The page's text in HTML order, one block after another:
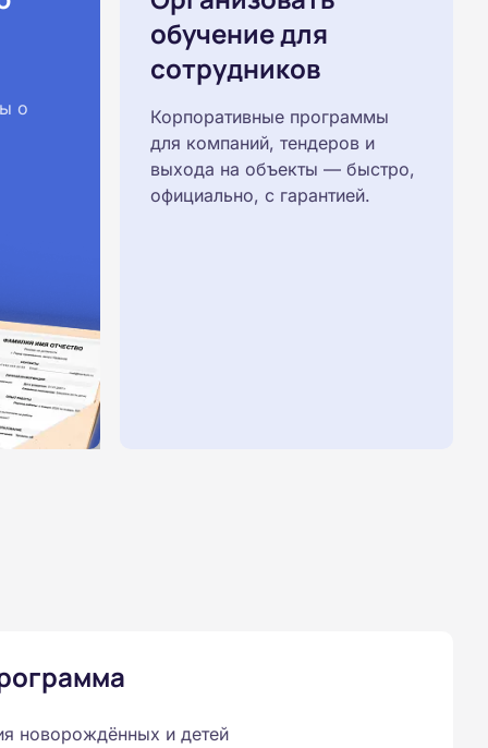
о
обучение для
сотрудников
Корпоративные программы
для компаний, тендеров и
выхода на объекты — быстро,
официально, с гарантией.
новорождённых и детей